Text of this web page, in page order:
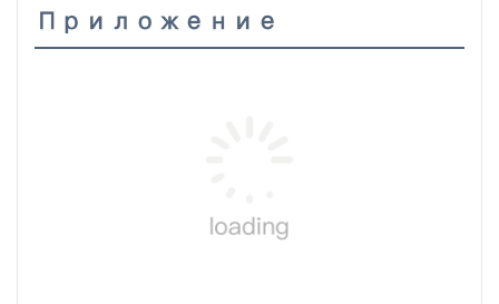
Приложение